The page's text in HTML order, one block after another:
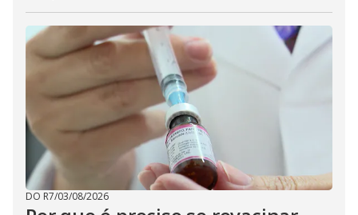
DO R7/03/08/2026